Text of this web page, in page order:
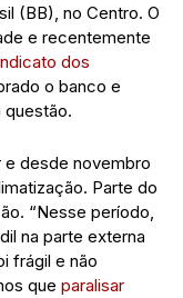
(BB), no Centro. O
e recentemente
dos
o banco e
questão.
e desde novembro
Parte do
“Nesse período,
na parte externa
frágil e não
que paralisar